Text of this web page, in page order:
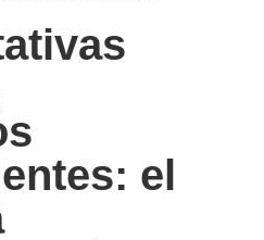
el